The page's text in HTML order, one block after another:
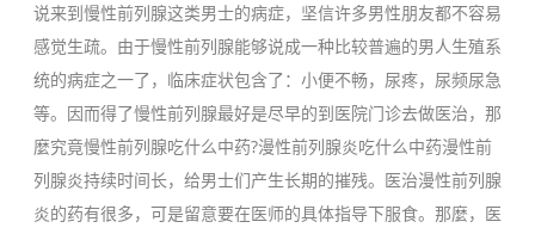
说来到慢性前列腺这类男士的病症，坚信许多男性朋友都不容易
感觉生疏。由于慢性前列腺能够说成一种比较普遍的男人生殖系
统的病症之一了，临床症状包含了：小便不畅，尿疼，尿频尿急
等。因而得了慢性前列腺最好是尽早的到医院门诊去做医治，那
麼究竟慢性前列腺吃什么中药?漫性前列腺炎吃什么中药漫性前
列腺炎持续时间长，给男士们产生长期的摧残。医治漫性前列腺
炎的药有很多，可是留意要在医师的具体指导下服食。那麼，医